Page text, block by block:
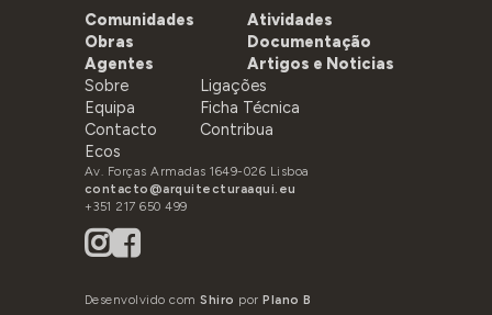
Comunidades
Obras
Agentes
Atividades
Documentação
Artigos e Noticias
Sobre
Equipa
Contacto
Ecos
Ligações
Ficha Técnica
Contribua
Av. Forças Armadas 1649-026 Lisboa
contacto@arquitecturaaqui.eu
+351 217 650 499
Desenvolvido comShiro porPlano B